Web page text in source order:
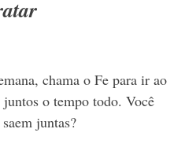
chama o Fe para ir ao
o tempo todo. Você
juntas?